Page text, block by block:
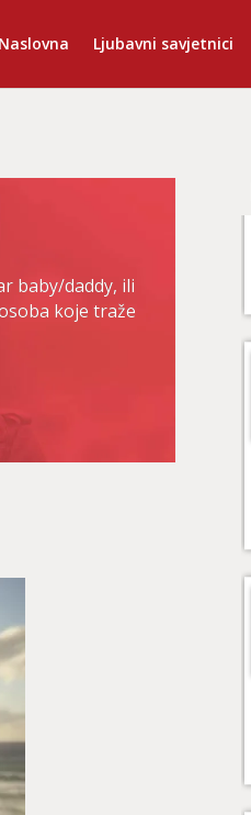
Naslovna Ljubavni savjetnici
baby/daddy, ili
koje traže